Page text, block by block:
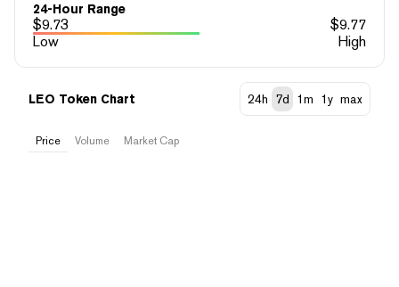
24-Hour Range
$9.73 $9.77
Low
High
LEO Token Chart 24h 7d 1m 1y max
Price Volume Market Cap